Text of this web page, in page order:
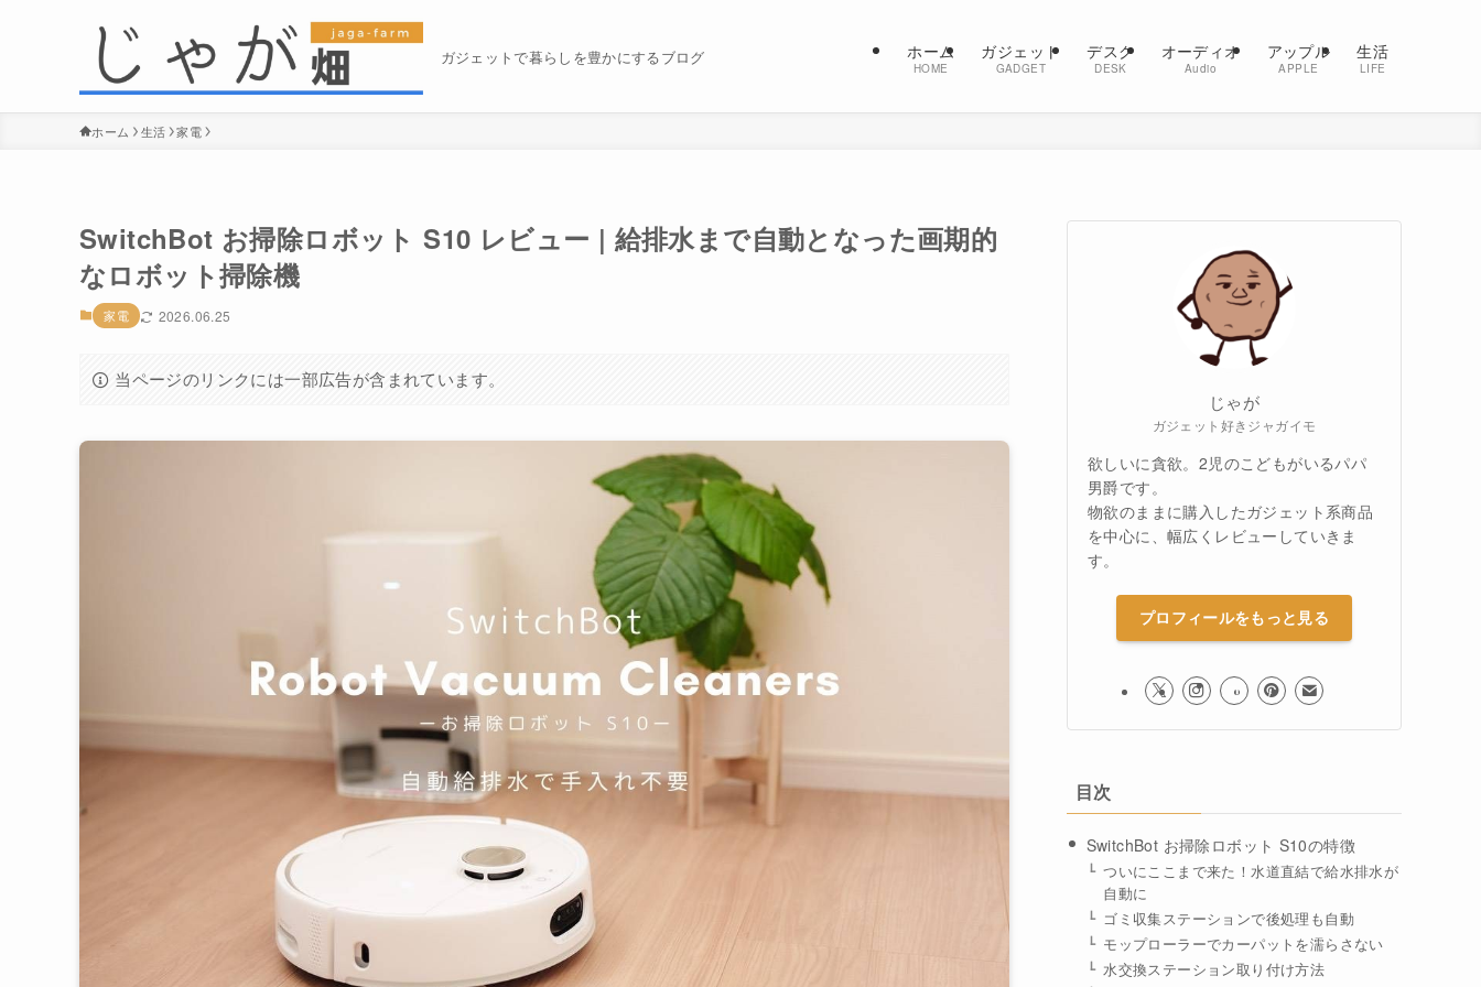
ガジェットで暮らしを豊かにするブログ ホーム
HOME
ガジェット
GADGET
デスク
DESK
オーディオ
Audio
アップル
APPLE
生活
LIFE
ホーム 生活 家電
SwitchBot お掃除ロボット S10 レビュー | 給排水まで自動となった画期的
なロボット掃除機
家電 2026.06.25
当ページのリンクには一部広告が含まれています。
じゃが
ガジェット好きジャガイモ
欲しいに貪欲。2児のこどもがいるパパ
男爵です。
物欲のままに購入したガジェット系商品
を中心に、幅広くレビューしていきま
す。
プロフィールをもっと見る
目次
SwitchBot お掃除ロボット S10の特徴
ついにここまで来た！水道直結で給水排水が
自動に
ゴミ収集ステーションで後処理も自動
モップローラーでカーパットを濡らさない
水交換ステーション取り付け方法